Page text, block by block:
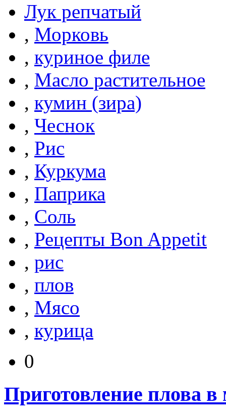
Лук репчатый
, Морковь
, куриное филе
, Масло растительное
, кумин (зира)
, Чеснок
, Рис
, Куркума
, Паприка
, Соль
, Рецепты Bon Appetit
, рис
, плов
, Мясо
, курица
0
Приготовление плова